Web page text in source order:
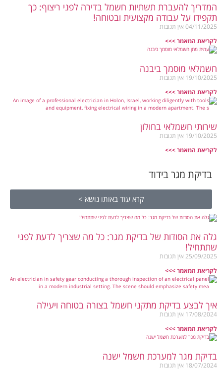
המדריך להעברת תשתיות חשמל בדירה לפני ריצוף: כך
תקפידו על עבודה מקצועית ובטוחה!
04/11/2025 אין תגובות
לקריאת המאמר >>>
חשמלאי מוסמך ביבנה
19/10/2025 אין תגובות
לקריאת המאמר >>>
שירותי חשמלאי בחולון
19/10/2025 אין תגובות
לקריאת המאמר >>>
בדיקת מגר בידוד
קרא עוד באותו נושא >
גלה את הסודות של בדיקת מגר: כל מה שצריך לדעת לפני
שתתחיל!
25/09/2025 אין תגובות
לקריאת המאמר >>>
איך לבצע בדיקת מתקני חשמל בצורה בטוחה ויעילה
17/08/2024 אין תגובות
לקריאת המאמר >>>
בדיקת מגר למערכת חשמל ישנה
18/07/2024 אין תגובות